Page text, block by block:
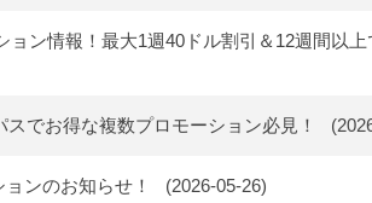
ョン情報！最大1週40ドル割引＆12週間以
スでお得な複数プロモーション必見！
ンのお知らせ！ (2026-05-26)